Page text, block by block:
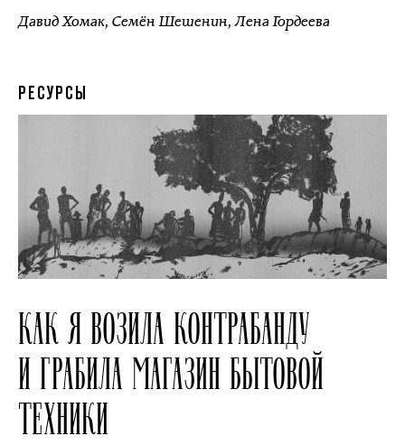
Давид Хомак, Семён Шешенин,Лена Гордеева
РЕСУРСЫ
КАК Я ВОЗИЛА КОНТРАБАНДУ
И ГРАБИЛА МАГАЗИН БЫТОВОЙ
ТЕХНИКИ